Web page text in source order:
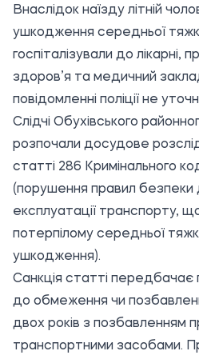
Внаслідок наїзду літній
ушкодження середньої
госпіталізували до лікарні,
здоров’я та медичний
повідомленні поліції не
Слідчі Обухівського
розпочали досудове
статті 286 Кримінального
(порушення правил безпеки
експлуатації транспорту,
потерпілому середньої
ушкодження).
Санкція статті
до обмеження чи
двох років з позбавленням
транспортними засобами.